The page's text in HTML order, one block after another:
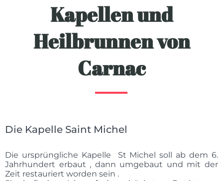
Kapellen und
Heilbrunnen von
Carnac
Die Kapelle Saint Michel
Die ursprüngliche Kapelle St Michel soll ab dem 6.
Jahrhundert erbaut , dann umgebaut und mit der
Zeit restauriert worden sein .